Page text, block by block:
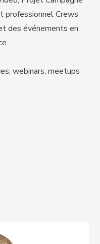
professionnel Crews
des événements en
webinars, meetups